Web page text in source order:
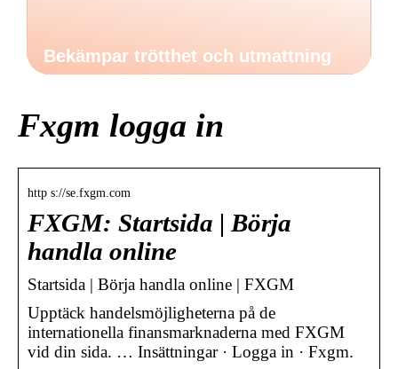
Bekämpar trötthet och utmattning
Fxgm logga in
http s://se.fxgm.com
FXGM: Startsida | Börja
handla online
Startsida | Börja handla online | FXGM
Upptäck handelsmöjligheterna på de
internationella finansmarknaderna med FXGM
vid din sida. … Insättningar · Logga in · Fxgm.